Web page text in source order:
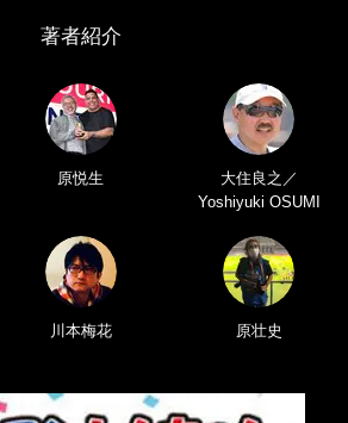
著者紹介
原悦生
大住良之／
Yoshiyuki OSUMI
川本梅花 原壮史